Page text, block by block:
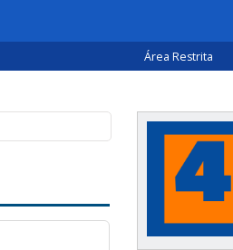
Área Restrita